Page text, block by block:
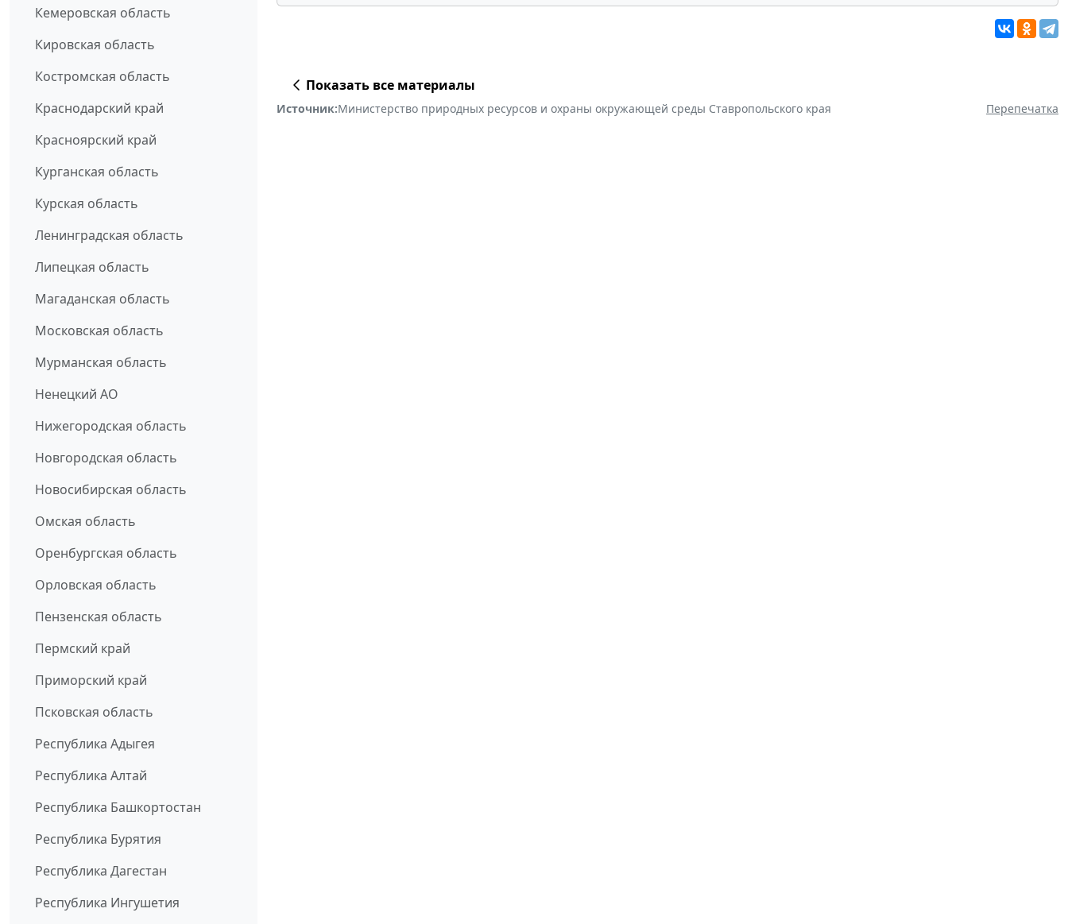
Кемеровская область
Кировская область
Костромская область
Краснодарский край
Красноярский край
Курганская область
Курская область
Ленинградская область
Липецкая область
Магаданская область
Московская область
Мурманская область
Ненецкий АО
Нижегородская область
Новгородская область
Новосибирская область
Омская область
Оренбургская область
Орловская область
Пензенская область
Пермский край
Приморский край
Псковская область
Республика Адыгея
Республика Алтай
Республика Башкортостан
Республика Бурятия
Республика Дагестан
Республика Ингушетия
Показать все материалы
Источник:Министерство природных ресурсов и охраны окружающей среды Ставропольского края Перепечатка